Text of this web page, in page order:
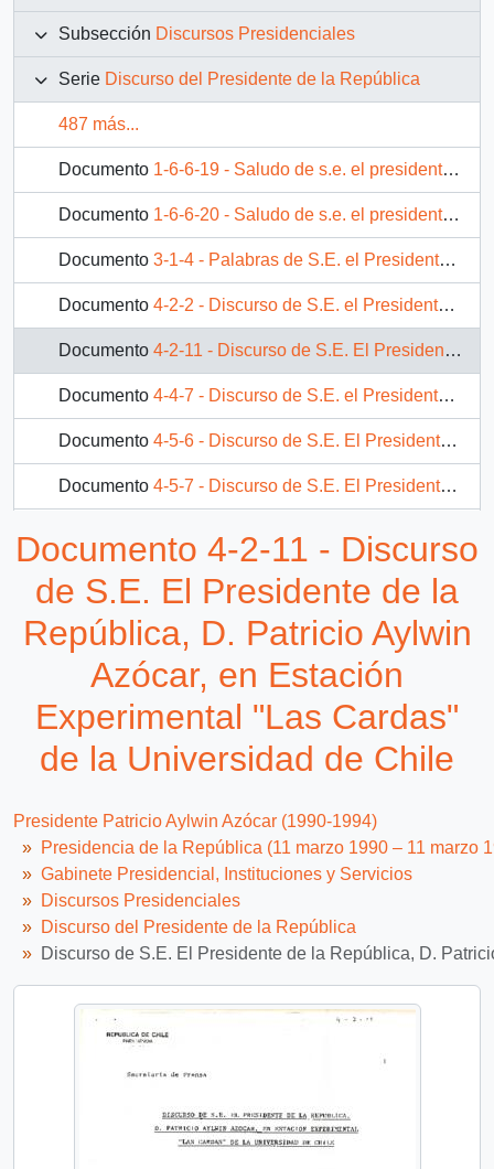
Subsección Discursos Presidenciales
Serie Discurso del Presidente de la República
487 más...
Documento 1-6-6-19 - Saludo de s.e. el presidente de la república, D. Patricio Aylwin Azócar, en celebración de la navidad - estadio nacional.
Documento 1-6-6-20 - Saludo de s.e. el presidente de la república, D. Patricio Aylwin Azócar, a funcionarios del palacio de la moneda, con motivo de la navidad
Documento 3-1-4 - Palabras de S.E. el Presidente de la República, d. Patricio Aylwin Azocar, en ceremonia de condecoración al señor Enrique Iglesias, Presidente del BID
Documento 4-2-2 - Discurso de S.E. el Presidente de la República D. Patricio Aylwin Azócar, en reunión realizada en INDAP
Documento 4-2-11 - Discurso de S.E. El Presidente de la República, D. Patricio Aylwin Azócar, en Estación Experimental "Las Cardas" de la Universidad de Chile
Documento 4-4-7 - Discurso de S.E. el Presidente de la República, d. Patricio Aylwin Azocar, en encuentro empresarial de la International Trust Investment Corporation de la República Popular China (CITIC)
Documento 4-5-6 - Discurso de S.E. El Presidente de la República, D. Patricio Aylwin Azócar, al clausurar la III Conferencia Regional sobre la pobreza en América Latina y El Caribe, en la CEPAL
Documento 4-5-7 - Discurso de S.E. El Presidente de la República. D. Patricio Aylwin Azócar, al inaugurar el Liceo A-12 Santiago Escutti Orrego
4-5-8 - Saludo de S.E. El Presidente de la República D. Patricio Aylwin Azócar, durante su visita al Hospital San Martín
11 más...
Documento 4-2-11 - Discurso
de S.E. El Presidente de la
República, D. Patricio Aylwin
Azócar, en Estación
Experimental "Las Cardas"
de la Universidad de Chile
Presidente Patricio Aylwin Azócar (1990-1994)
Presidencia de la República (11 marzo 1990 – 11 marzo
Gabinete Presidencial, Instituciones y Servicios
Discursos Presidenciales
Discurso del Presidente de la República
Discurso de S.E. El Presidente de la República, D.